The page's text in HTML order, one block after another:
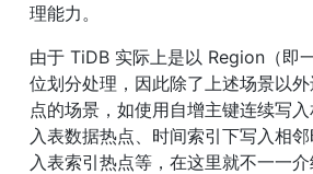
理能力。
由于 TiDB 实际上是以 Region（即
位划分处理，因此除了上述场景以
点的场景，如使用自增主键连续写
入表数据热点、时间索引下写入相
入表索引热点等，在这里就不一一